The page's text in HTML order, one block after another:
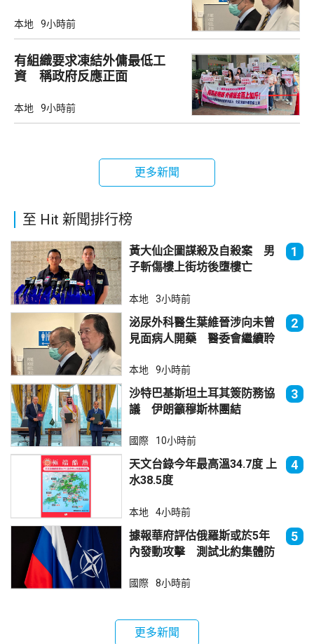
本地 9小時前
有組織要求凍結外傭最低工
資 稱政府反應正面
本地 9小時前
更多新聞
至 Hit 新聞排行榜
黃大仙企圖謀殺及自殺案 男
子斬傷樓上街坊後墮樓亡
1
本地 3小時前
泌尿外科醫生葉維晉涉向未曾
見面病人開藥 醫委會繼續聆
2
本地 9小時前
沙特巴基斯坦土耳其簽防務協
議 伊朗籲穆斯林團結
3
國際 10小時前
天文台錄今年最高溫34.7度 上
水38.5度
4
本地 4小時前
據報華府評估俄羅斯或於5年
內發動攻擊 測試北約集體防
5
國際 8小時前
更多新聞